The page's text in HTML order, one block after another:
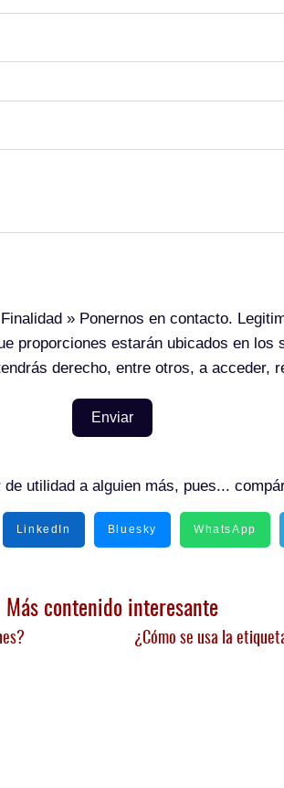
Finalidad » Ponernos en contacto.
proporciones estarán ubicados en los
derecho, entre otros, a acceder,
Enviar
utilidad a alguien más, pues...
LinkedIn Bluesky WhatsApp
Más contenido interesante
¿Cómo se usa la